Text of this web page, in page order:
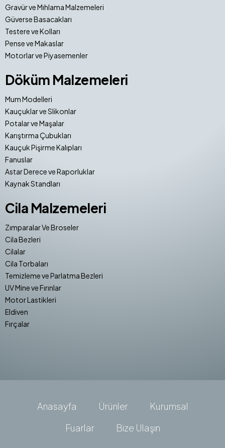
Gravür ve Mıhlama Malzemeleri
Güverse Basacakları
Testere ve Kolları
Pense ve Makaslar
Motorlar ve Piyasemenler
Döküm Malzemeleri
Mum Modelleri
Kauçuklar ve Slikonlar
Potalar ve Maşalar
Karıştırma Çubukları
Kauçuk Pişirme Kalıpları
Fanuslar
Astar Derece ve Raporluklar
Kaynak Standları
Cila Malzemeleri
Zımparalar Ve Broseler
Cila Bezleri
Cilalar
Cila Torbaları
Temizleme ve Parlatma Bezleri
UV Mine ve Fırınlar
Motor Lastikleri
Eldiven
Fırçalar
Anasayfa Ürünler
Kurumsal
Fuarlar
Bize Ulaşın